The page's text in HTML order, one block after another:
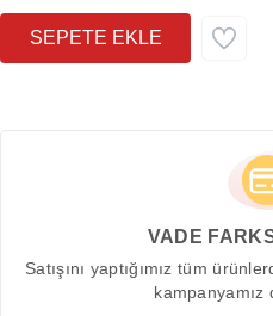
VADE
Satışını yaptığımız tüm
kampanyamız